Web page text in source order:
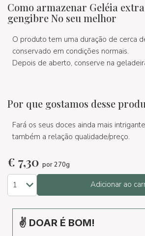
Como armazenar Geléia
gengibre No seu melhor
O produto tem uma duração de cerca
conservado em condições normais.
Depois de aberto, conserve na
Por que gostamos desse
Fará os seus doces ainda mais
também a relação qualidade/preço.
€ 7,30 por 270g
Adicionar ao
✌ DOAR É BOM!